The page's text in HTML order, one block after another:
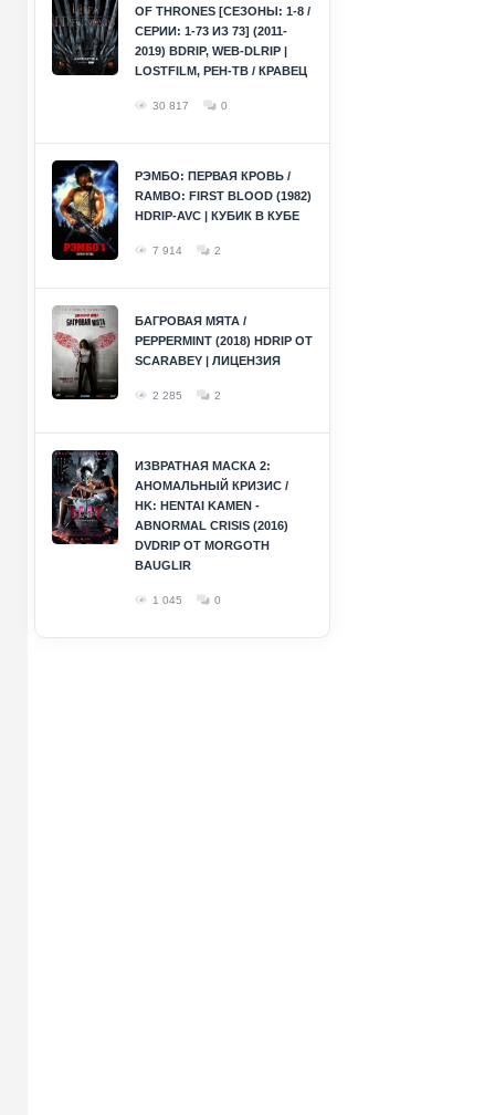
OF THRONES [СЕЗОНЫ: 1-8 /
СЕРИИ: 1-73 ИЗ 73] (2011-
2019) BDRIP, WEB-DLRIP |
LOSTFILM, РЕН-ТВ / КРАВЕЦ
30 817 0
РЭМБО: ПЕРВАЯ КРОВЬ /
RAMBO: FIRST BLOOD (1982)
HDRIP-AVC | КУБИК В КУБЕ
7 914 2
БАГРОВАЯ МЯТА /
PEPPERMINT (2018) HDRIP ОТ
SCARABEY | ЛИЦЕНЗИЯ
2 285 2
ИЗВРАТНАЯ МАСКА 2:
АНОМАЛЬНЫЙ КРИЗИС /
HK: HENTAI KAMEN -
ABNORMAL CRISIS (2016)
DVDRIP ОТ MORGOTH
BAUGLIR
1 045 0